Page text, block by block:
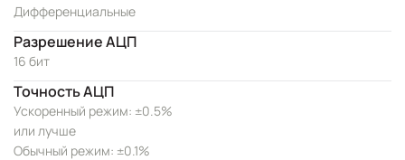
Дифференциальные
Разрешение АЦП
16 бит
Точность АЦП
Ускоренный режим: ±0.5%
или лучше
Обычный режим: ±0.1%